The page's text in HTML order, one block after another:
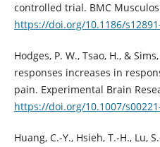
controlled trial. BMC
https://doi.org/10.1186/
Hodges, P. W., Tsao, H., &
responses increases in
pain. Experimental Brain
https://doi.org/10.1007/
Huang, C.-Y., Hsieh, T.-H., Lu,